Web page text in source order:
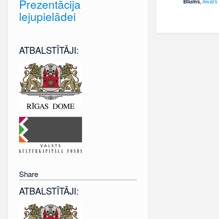
Blūms, Aivars
Prezentācija
lejupielādei
ATBALSTĪTĀJI:
Share
ATBALSTĪTĀJI: